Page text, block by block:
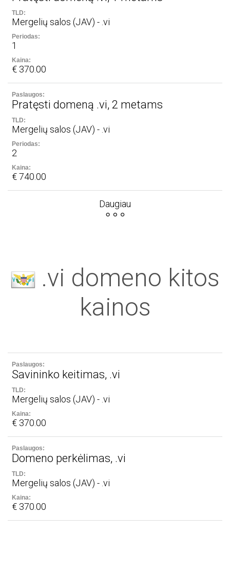
Mergelių salos (JAV) - .vi
1
€ 370.00
Pratęsti domeną .vi, 2 metams
Mergelių salos (JAV) - .vi
2
€ 740.00
Daugiau
.vi domeno kitos
kainos
Savininko keitimas, .vi
Mergelių salos (JAV) - .vi
€ 370.00
Domeno perkėlimas, .vi
Mergelių salos (JAV) - .vi
€ 370.00